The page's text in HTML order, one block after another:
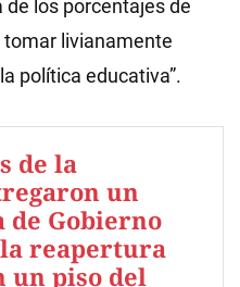
de los porcentajes de
tomar livianamente
política educativa”.
de la
un
de Gobierno
reapertura
un piso del